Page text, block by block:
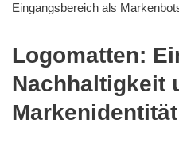
Eingangsbereich als
Logomatten:
Nachhaltigkeit
Markenidentität